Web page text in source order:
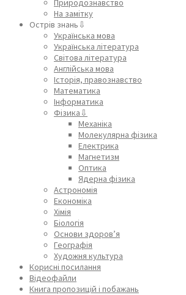
Природознавство
На замітку
Острів знань⇩
Українська мова
Українська література
Світова література
Англійська мова
Історія, правознавство
Математика
Інформатика
Фізика⇩
Механіка
Молекулярна фізика
Електрика
Магнетизм
Оптика
Ядерна фізика
Астрономія
Економіка
Хімія
Біологія
Основи здоров’я
Географія
Художня культура
Корисні посилання
Відеофайли
Книга пропозицій і побажань